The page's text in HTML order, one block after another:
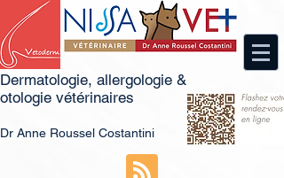
Dermatologie, allergologie &
otologie vétérinaires
Dr Anne Roussel Costantini